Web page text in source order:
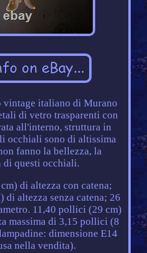
vintage italiano di Murano
di vetro trasparenti con
all'interno, struttura in
occhiali sono di altissima
fanno la bellezza, la
di questi occhiali.
di altezza con catena;
altezza senza catena; 26
11,40 pollici (29 cm)
massima di 3,15 pollici (8
dimensione E14
nella vendita).